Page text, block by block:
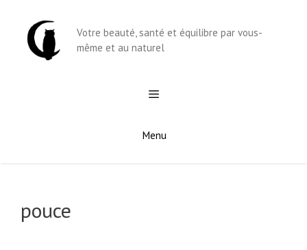
contenu
Votre beauté, santé et équilibre par vous-
même et au naturel
Menu
pouce